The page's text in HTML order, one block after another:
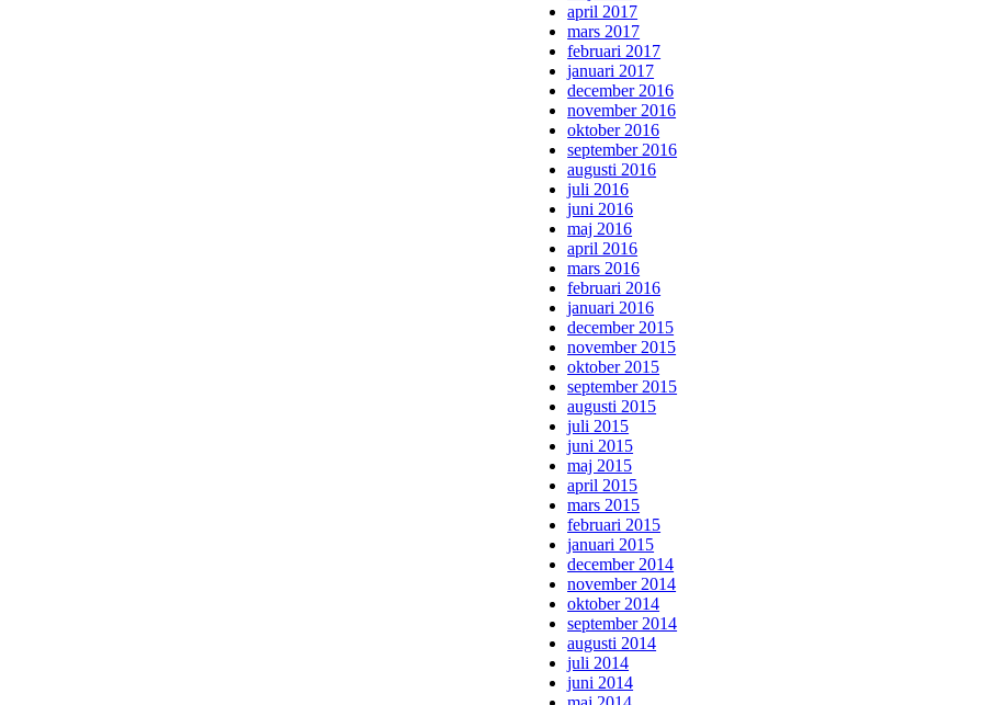
april 2017
mars 2017
februari 2017
januari 2017
december 2016
november 2016
oktober 2016
september 2016
augusti 2016
juli 2016
juni 2016
maj 2016
april 2016
mars 2016
februari 2016
januari 2016
december 2015
november 2015
oktober 2015
september 2015
augusti 2015
juli 2015
juni 2015
maj 2015
april 2015
mars 2015
februari 2015
januari 2015
december 2014
november 2014
oktober 2014
september 2014
augusti 2014
juli 2014
juni 2014